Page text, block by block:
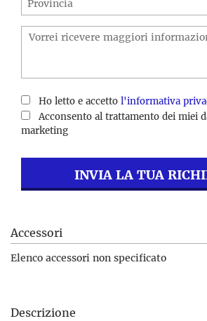
Ho letto e accetto l'informativa
Acconsento al trattamento dei miei
marketing
INVIA LA TUA
Accessori
Elenco accessori non specificato
Descrizione